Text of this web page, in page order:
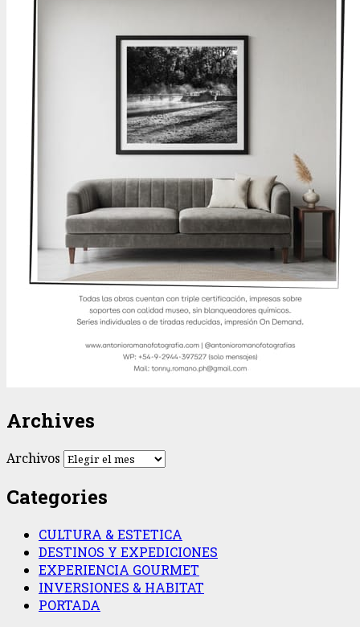
Archives
Archivos
Categories
CULTURA & ESTETICA
DESTINOS Y EXPEDICIONES
EXPERIENCIA GOURMET
INVERSIONES & HABITAT
PORTADA